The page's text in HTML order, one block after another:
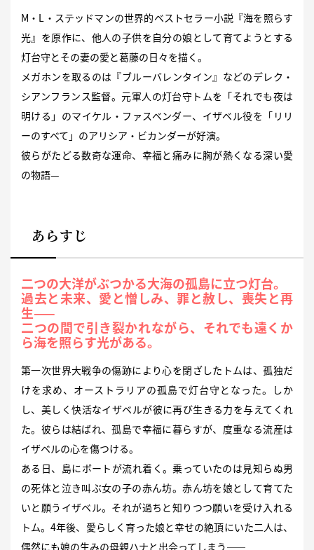
M・L・ステッドマンの世界的ベストセラー小説『海を照らす
光』を原作に、他人の子供を自分の娘として育てようとする
灯台守とその妻の愛と葛藤の日々を描く。
メガホンを取るのは『ブルーバレンタイン』などのデレク・
シアンフランス監督。元軍人の灯台守トムを「それでも夜は
明ける」のマイケル・ファスベンダー、イザベル役を「リリ
ーのすべて」のアリシア・ビカンダーが好演。
彼らがたどる数奇な運命、幸福と痛みに胸が熱くなる深い愛
の物語—
あらすじ
二つの大洋がぶつかる大海の孤島に立つ灯台。
過去と未来、愛と憎しみ、罪と赦し、喪失と再
生——
二つの間で引き裂かれながら、それでも遠くか
ら海を照らす光がある。
第一次世界大戦争の傷跡により心を閉ざしたトムは、孤独だ
けを求め、オーストラリアの孤島で灯台守となった。しか
し、美しく快活なイザベルが彼に再び生きる力を与えてくれ
た。彼らは結ばれ、孤島で幸福に暮らすが、度重なる流産は
イザベルの心を傷つける。
ある日、島にボートが流れ着く。乗っていたのは見知らぬ男
の死体と泣き叫ぶ女の子の赤ん坊。赤ん坊を娘として育てた
いと願うイザベル。それが過ちと知りつつ願いを受け入れる
トム。4年後、愛らしく育った娘と幸せの絶頂にいた二人は、
偶然にも娘の生みの母親ハナと出会ってしまう——